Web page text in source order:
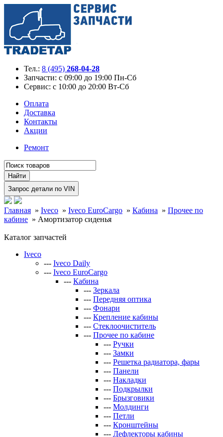
Тел.: 8 (495) 268-04-28
Запчасти: с 09:00 до 19:00 Пн-Сб
Сервис: с 10:00 до 20:00 Вт-Сб
Оплата
Доставка
Контакты
Акции
Ремонт
Главная » Iveco » Iveco EuroCargo » Кабина » Прочее по
кабине » Амортизатор сиденья
Каталог запчастей
Iveco
--- Iveco Daily
--- Iveco EuroCargo
--- Кабина
--- Зеркала
--- Передняя оптика
--- Фонари
--- Крепление кабины
--- Стеклоочиститель
--- Прочее по кабине
--- Ручки
--- Замки
--- Решетка радиатора, фары
--- Панели
--- Накладки
--- Подкрылки
--- Брызговики
--- Молдинги
--- Петли
--- Кронштейны
--- Дефлекторы кабины